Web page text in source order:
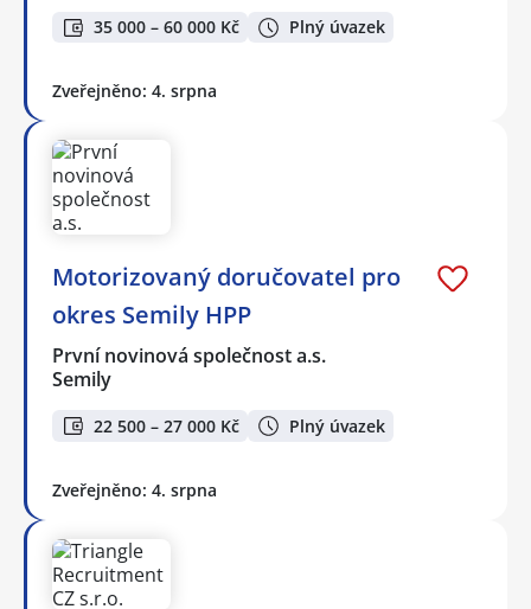
35 000 – 60 000 Kč Plný úvazek
Zveřejněno: 4. srpna
Motorizovaný doručovatel pro
okres Semily HPP
První novinová společnost a.s.
Semily
22 500 – 27 000 Kč Plný úvazek
Zveřejněno: 4. srpna